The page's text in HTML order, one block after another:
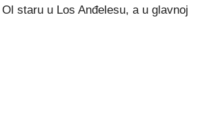
staru u Los Anđelesu, a u glavnoj